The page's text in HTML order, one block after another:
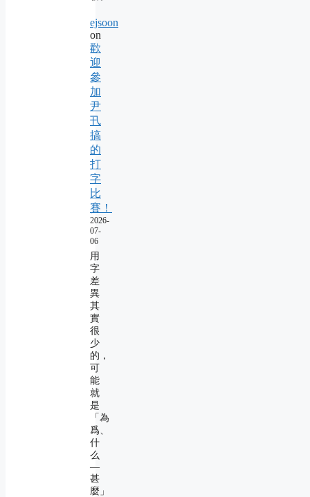
ejsoon
on
歡
迎
參
加
尹
卂
搞
的
打
字
比
賽！
2026-
07-
06
用
字
差
異
其
實
很
少
的，
可
能
就
是
「為
爲、
什
么
―
甚
麼」